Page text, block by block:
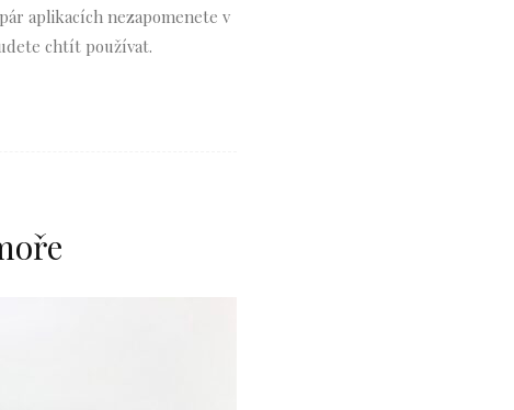
aplikacích nezapomenete v
chtít používat.